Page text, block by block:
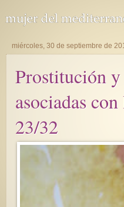
miércoles, 30 de septiembre de
Prostitución
asociadas
23/32